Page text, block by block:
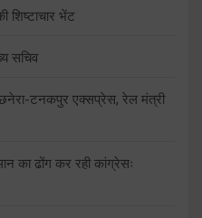
शिष्टाचार भेंट
सचिव
टनकपुर एक्सप्रेस, रेल मंत्री
का ढोंग कर रही कांग्रेसः